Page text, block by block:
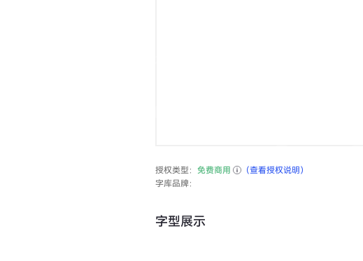
授权类型： 免费商用
（查看授权说明）
字库品牌：
字型展示